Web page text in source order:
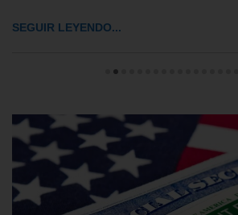
SEGUIR LEYENDO...